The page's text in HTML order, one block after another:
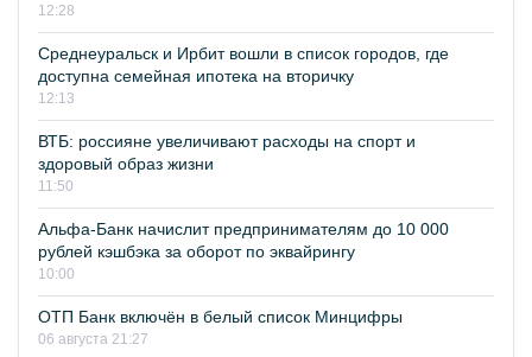
12:28
Среднеуральск и Ирбит вошли в список городов, где
доступна семейная ипотека на вторичку
12:13
ВТБ: россияне увеличивают расходы на спорт и
здоровый образ жизни
11:50
Альфа-Банк начислит предпринимателям до 10 000
рублей кэшбэка за оборот по эквайрингу
10:00
ОТП Банк включён в белый список Минцифры
06 августа 21:27